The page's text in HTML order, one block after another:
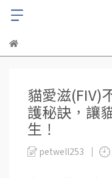
貓愛滋(FIV)
護秘訣，讓
生！
petwell253